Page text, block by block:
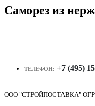
Саморез из
ТЕЛЕФОН: +7 (495)
ООО "СТРОЙПОСТАВКА" ОГРН